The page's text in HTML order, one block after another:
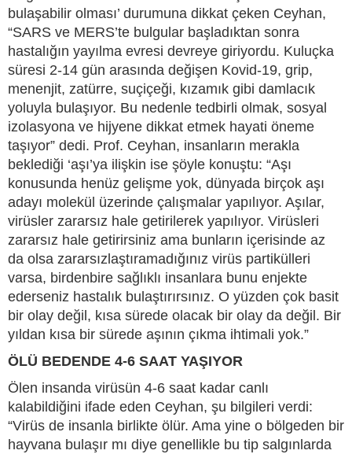
bulaşabilir olması’ durumuna dikkat çeken Ceyhan,
“SARS ve MERS’te bulgular başladıktan sonra
hastalığın yayılma evresi devreye giriyordu. Kuluçka
süresi 2-14 gün arasında değişen Kovid-19, grip,
menenjit, zatürre, suçiçeği, kızamık gibi damlacık
yoluyla bulaşıyor. Bu nedenle tedbirli olmak, sosyal
izolasyona ve hijyene dikkat etmek hayati öneme
taşıyor” dedi. Prof. Ceyhan, insanların merakla
beklediği ‘aşı’ya ilişkin ise şöyle konuştu: “Aşı
konusunda henüz gelişme yok, dünyada birçok aşı
adayı molekül üzerinde çalışmalar yapılıyor. Aşılar,
virüsler zararsız hale getirilerek yapılıyor. Virüsleri
zararsız hale getirirsiniz ama bunların içerisinde az
da olsa zararsızlaştıramadığınız virüs partikülleri
varsa, birdenbire sağlıklı insanlara bunu enjekte
ederseniz hastalık bulaştırırsınız. O yüzden çok basit
bir olay değil, kısa sürede olacak bir olay da değil. Bir
yıldan kısa bir sürede aşının çıkma ihtimali yok.”
ÖLÜ BEDENDE 4-6 SAAT YAŞIYOR
Ölen insanda virüsün 4-6 saat kadar canlı
kalabildiğini ifade eden Ceyhan, şu bilgileri verdi:
“Virüs de insanla birlikte ölür. Ama yine o bölgeden bir
hayvana bulaşır mı diye genellikle bu tip salgınlarda